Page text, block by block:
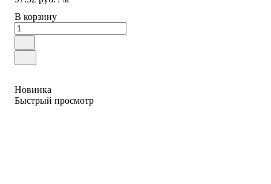
В корзину
Новинка
Быстрый просмотр